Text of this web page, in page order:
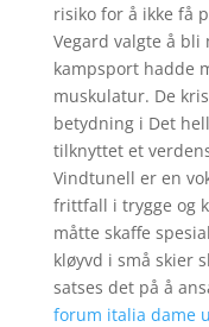
risiko for å ikke få
Vegard valgte å bli
kampsport hadde
muskulatur. De
betydning i Det
tilknyttet et
Vindtunell er en
frittfall i trygge og
måtte skaffe
kløyvd i små skier
satses det på å
forum italia dame